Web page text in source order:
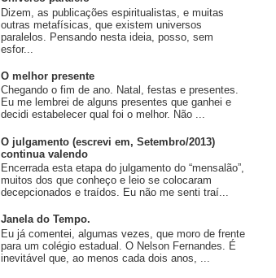
Dizem, as publicações espiritualistas, e muitas
outras metafísicas, que existem universos
paralelos. Pensando nesta ideia, posso, sem
esfor...
O melhor presente
Chegando o fim de ano. Natal, festas e presentes.
Eu me lembrei de alguns presentes que ganhei e
decidi estabelecer qual foi o melhor. Não ...
O julgamento (escrevi em, Setembro/2013)
continua valendo
Encerrada esta etapa do julgamento do “mensalão”,
muitos dos que conheço e leio se colocaram
decepcionados e traídos. Eu não me senti traí...
Janela do Tempo.
Eu já comentei, algumas vezes, que moro de frente
para um colégio estadual. O Nelson Fernandes. É
inevitável que, ao menos cada dois anos, ...